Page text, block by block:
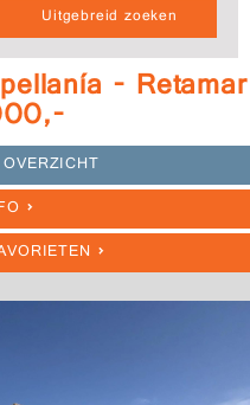
Uitgebreid zoeken
- Retamar